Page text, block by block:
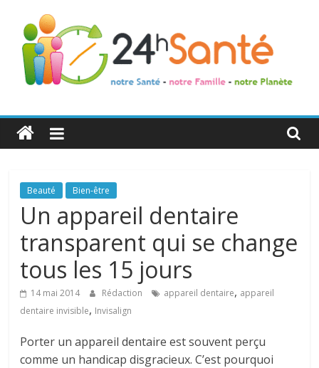
24h
Santé
La
santé
toute
famille
Beauté Bien-être
Un appareil dentaire
transparent qui se change
tous les 15 jours
14 mai 2014 Rédaction appareil dentaire, appareil
dentaire invisible, Invisalign
Porter un appareil dentaire est souvent perçu
comme un handicap disgracieux. C’est pourquoi